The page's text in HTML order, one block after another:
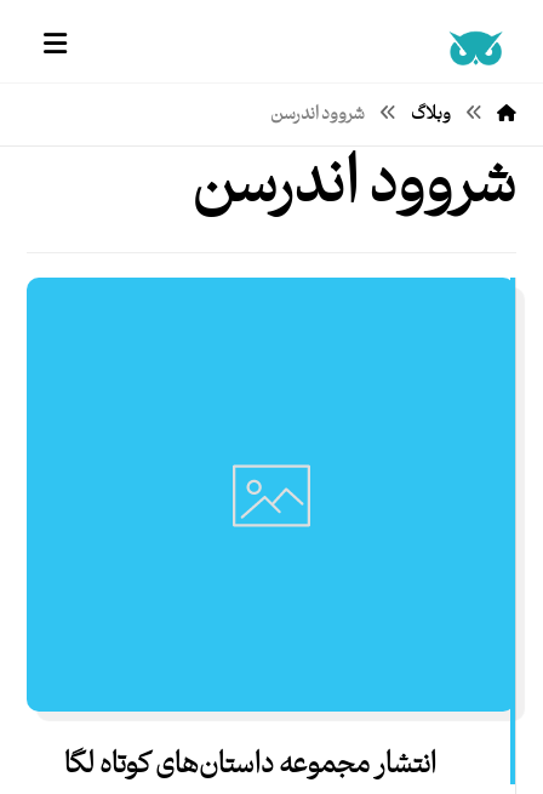
وبلاگ شروود اندرسن
شروود اندرسن
انتشار مجموعه داستان‌های کوتاه لگا